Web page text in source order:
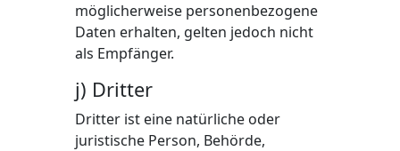
möglicherweise personenbezogene
Daten erhalten, gelten jedoch nicht
als Empfänger.
j) Dritter
Dritter ist eine natürliche oder
juristische Person, Behörde,